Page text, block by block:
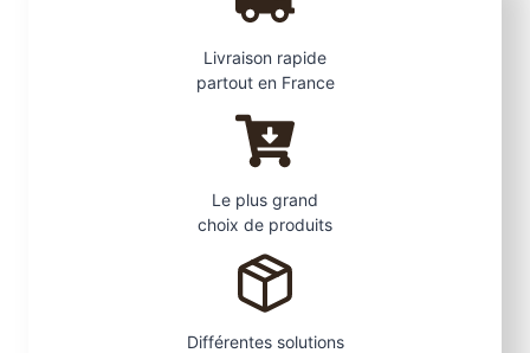
6
c
m
.
C
o
u
l
e
u
r
C
Livraison rapide
partout en France
Le plus grand
choix de produits
Différentes solutions